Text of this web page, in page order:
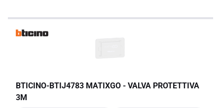
BTICINO-BTIJ4783 MATIXGO - VALVA PROTETTIVA
3M